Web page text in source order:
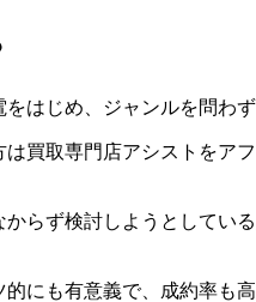
はじめ、ジャンルを問わ
買取専門店アシストをア
らず検討しようとしてい
にも有意義で、成約率も